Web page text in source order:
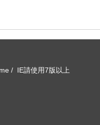
/ IE請使用7版以上